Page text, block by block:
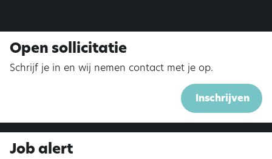
Open sollicitatie
Schrijf je in en wij nemen contact met je op.
Inschrijven
Job alert